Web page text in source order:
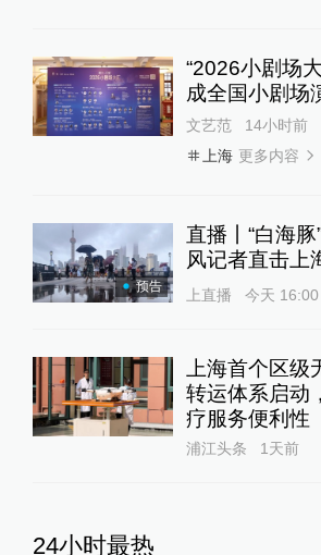
“2026小剧场
成全国小剧场
文艺范
14小时前
上海 更多内容
预告
直播丨“白海
风记者直击上
上直播 今天 16:00
上海首个区
转运体系启动
疗服务便利性
浦江头条 1天前
24小时最热